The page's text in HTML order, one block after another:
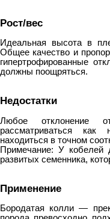
Рост/вес
Идеальная высота в
Общее качество и
гипертрофированные
должны поощряться.
Недостатки
Любое отклонение
рассматриваться как
находиться в точном
Примечание: У кобелей
развитых семенника,
Применение
Бородатая колли —